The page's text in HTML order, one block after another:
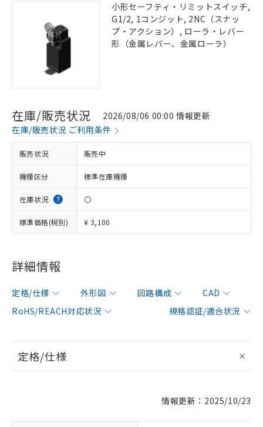
小形セーフティ・リミットスイッチ,
G1/2, 1コンジット, 2NC（スナッ
プ・アクション）, ローラ・レバー
形（金属レバー、金属ローラ）
在庫/販売状況
2026/08/06 00:00 情報更新
在庫/販売状況 ご利用条件
販売状況 販売中
機種区分 標準在庫機種
在庫状況 〇
標準価格(税別) ¥ 3,100
詳細情報
定格/仕様 外形図 回路構成
CAD
RoHS/REACH対応状況
規格認証/適合状況
定格/仕様
情報更新：2025/10/23